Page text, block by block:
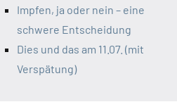
Impfen, ja oder nein – eine
schwere Entscheidung
Dies und das am 11.07. (mit
Verspätung)